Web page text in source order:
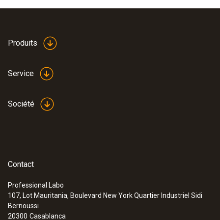
Produits
Service
Société
Contact
Professional Labo
107, Lot Mauritania, Boulevard New York Quartier Industriel Sidi
Bernoussi
20300 Casablanca